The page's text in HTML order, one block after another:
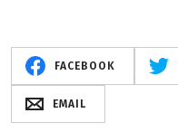
FACEBOOK
EMAIL